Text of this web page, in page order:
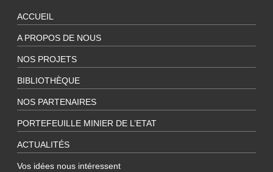
ACCUEIL
A PROPOS DE NOUS
NOS PROJETS
BIBLIOTHÈQUE
NOS PARTENAIRES
PORTEFEUILLE MINIER DE L’ETAT
ACTUALITÉS
Vos idées nous intéressent